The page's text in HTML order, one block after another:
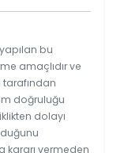
bu
amaçlıdır ve
doğruluğu
dolayı
kararı vermeden